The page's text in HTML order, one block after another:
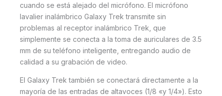
cuando se está alejado del micrófono. El micrófono
lavalier inalámbrico Galaxy Trek transmite sin
problemas al receptor inalámbrico Trek, que
simplemente se conecta a la toma de auriculares de 3.5
mm de su teléfono inteligente, entregando audio de
calidad a su grabación de video.
El Galaxy Trek también se conectará directamente a la
mayoría de las entradas de altavoces (1/8 «y 1/4»). Esto